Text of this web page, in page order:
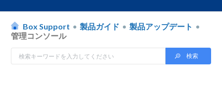
Box Support 製品ガイド
製品アップデート
管理コンソール